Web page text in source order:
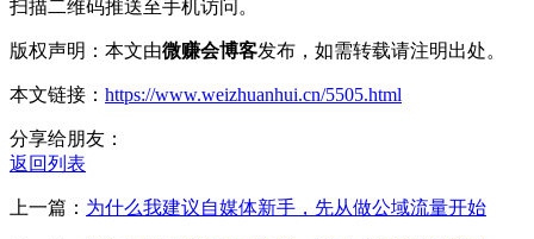
扫描二维码推送至手机访问。
版权声明：本文由微赚会博客发布，如需转载请注明出处。
本文链接： https://www.weizhuanhui.cn/5505.html
分享给朋友：
返回列表
上一篇： 为什么我建议自媒体新手，先从做公域流量开始